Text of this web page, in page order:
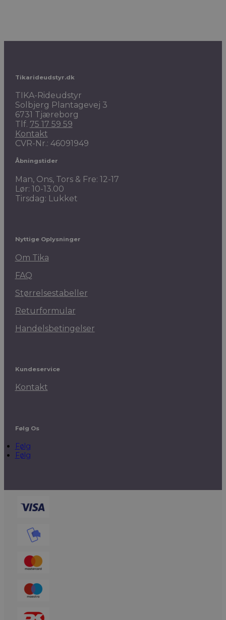
Tikarideudstyr.dk
TIKA-Rideudstyr
Solbjerg Plantagevej 3
6731 Tjæreborg
Tlf. 75 17 59 59
Kontakt
CVR-Nr.: 46091949
Åbningstider
Man, Ons, Tors & Fre: 12-17
Lør: 10-13.00
Tirsdag: Lukket
Nyttige Oplysninger
Om Tika
FAQ
Størrelsestabeller
Returformular
Handelsbetingelser
Kundeservice
Kontakt
Følg Os
Følg
Følg